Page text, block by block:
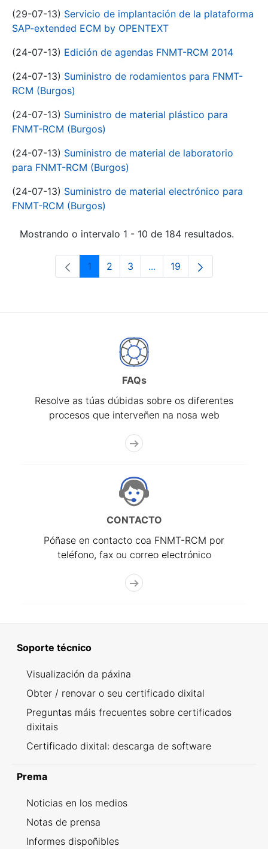
(29-07-13) Servicio de implantación de la plataforma
SAP-extended ECM by OPENTEXT
(24-07-13) Edición de agendas FNMT-RCM 2014
(24-07-13) Suministro de rodamientos para FNMT-
RCM (Burgos)
(24-07-13) Suministro de material plástico para
FNMT-RCM (Burgos)
(24-07-13) Suministro de material de laboratorio
para FNMT-RCM (Burgos)
(24-07-13) Suministro de material electrónico para
FNMT-RCM (Burgos)
Mostrando o intervalo 1 - 10 de 184 resultados.
Páxina
1 Páxina
2 Páxina
3 ...Páxinas intermedias Use
Páxina
19
FAQs
Resolve as túas dúbidas sobre os diferentes
procesos que interveñen na nosa web
CONTACTO
Póñase en contacto coa FNMT-RCM por
teléfono, fax ou correo electrónico
Soporte técnico
Visualización da páxina
Obter / renovar o seu certificado dixital
Preguntas máis frecuentes sobre certificados
dixitais
Certificado dixital: descarga de software
Prema
Noticias en los medios
Notas de prensa
Informes dispoñibles